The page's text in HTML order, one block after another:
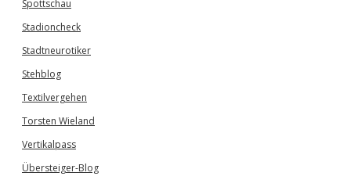
Spottschau
Stadioncheck
Stadtneurotiker
Stehblog
Textilvergehen
Torsten Wieland
Vertikalpass
Übersteiger-Blog